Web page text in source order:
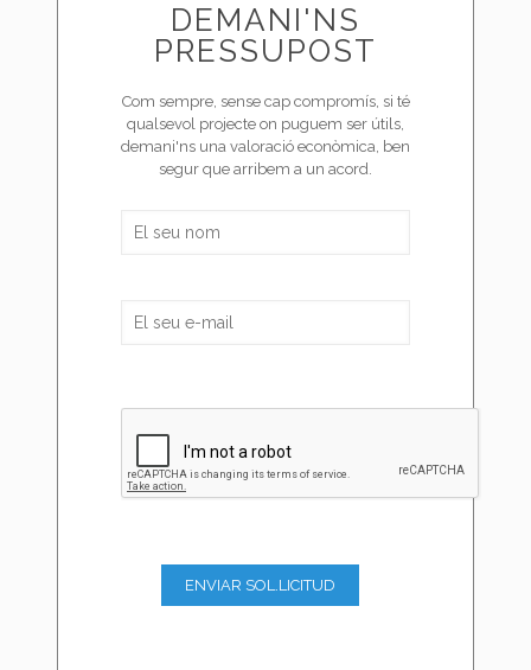
DEMANI'NS
PRESSUPOST
Com sempre, sense cap compromís, si té
qualsevol projecte on puguem ser útils,
demani'ns una valoració econòmica, ben
segur que arribem a un acord.